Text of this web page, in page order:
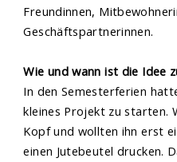
Freundinnen,
Geschäftspartnerinnen.
Wie und wann ist die Idee
In den Semesterferien
kleines Projekt zu starten.
Kopf und wollten ihn erst
einen Jutebeutel drucken.